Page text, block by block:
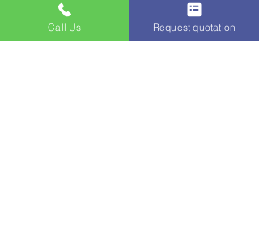
فرع مصر الجديدة
81 شارع عبد الحميد بدوى – النزهة
تليفون :01029927426
Call Us Request quotation